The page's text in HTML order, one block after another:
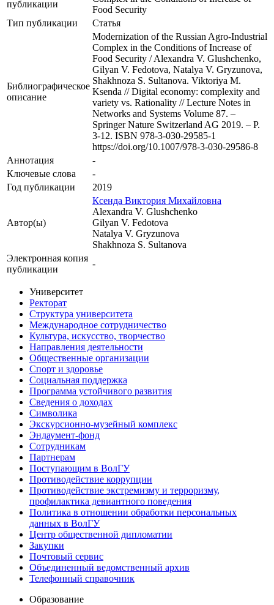
публикации
Food Security
Тип публикации
Статья
Библиографическое
описание
Modernization of the Russian Agro-Industrial
Complex in the Conditions of Increase of
Food Security / Alexandra V. Glushchenko,
Gilyan V. Fedotova, Natalya V. Gryzunova,
Shakhnoza S. Sultanova. Viktoriya M.
Ksenda // Digital economy: complexity and
variety vs. Rationality // Lecture Notes in
Networks and Systems Volume 87. –
Springer Nature Switzerland AG 2019. – P.
3-12. ISBN 978-3-030-29585-1
https://doi.org/10.1007/978-3-030-29586-8
Аннотация
-
Ключевые cлова
-
Год публикации
2019
Автор(ы)
Ксенда Виктория Михайловна
Alexandra V. Glushchenko
Gilyan V. Fedotova
Natalya V. Gryzunova
Shakhnoza S. Sultanova
Электронная копия
публикации
-
Университет
Ректорат
Структура университета
Международное сотрудничество
Культура, искусство, творчество
Направления деятельности
Общественные организации
Спорт и здоровье
Социальная поддержка
Программа устойчивого развития
Сведения о доходах
Символика
Экскурсионно-музейный комплекс
Эндаумент-фонд
Сотрудникам
Партнерам
Поступающим в ВолГУ
Противодействие коррупции
Противодействие экстремизму и терроризму,
профилактика девиантного поведения
Политика в отношении обработки персональных
данных в ВолГУ
Центр общественной дипломатии
Закупки
Почтовый сервис
Объединенный ведомственный архив
Телефонный справочник
Образование